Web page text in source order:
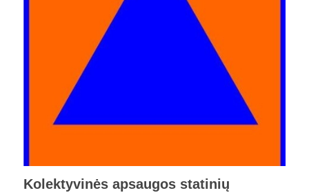
Kolektyvinės apsaugos statinių